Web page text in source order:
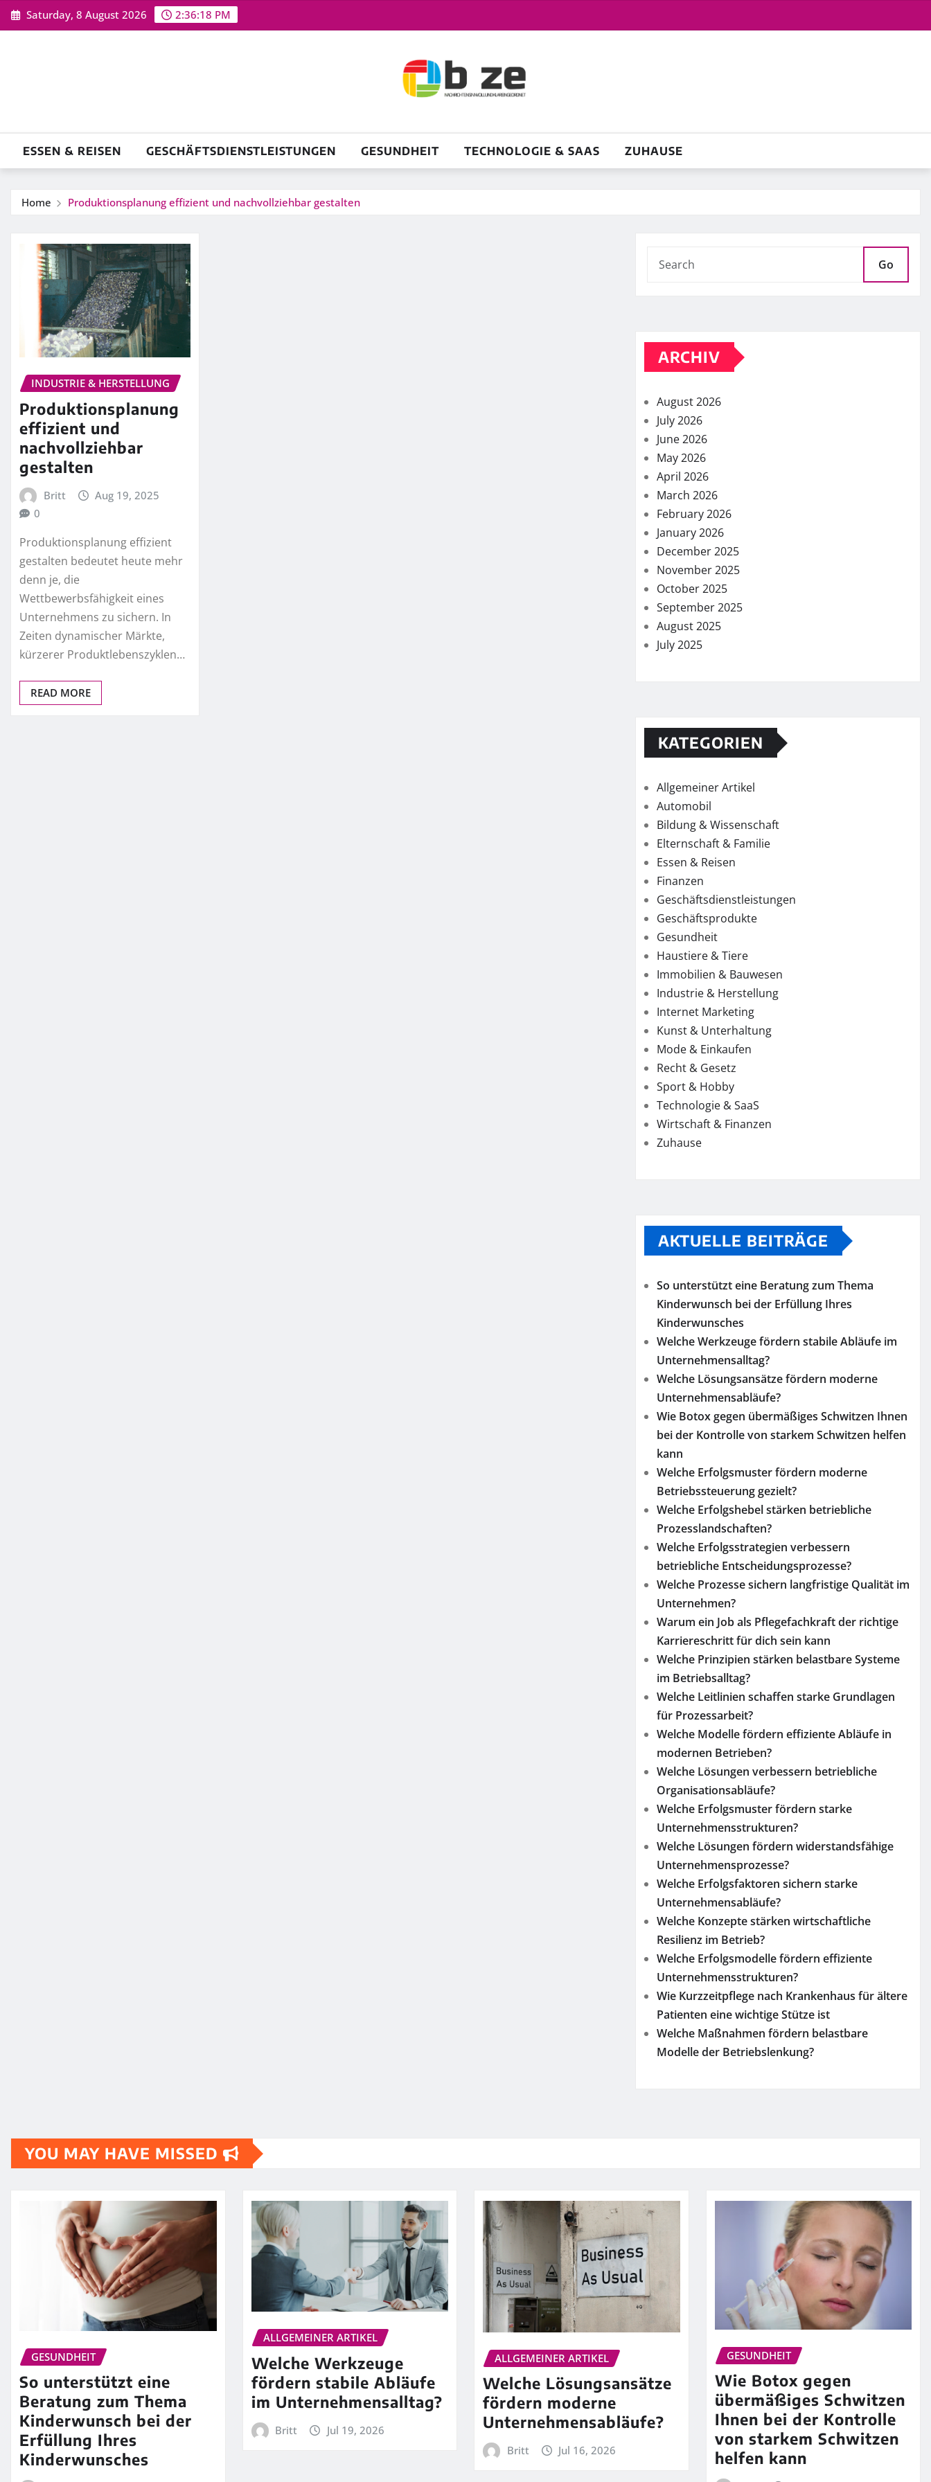
Skip
to
Saturday, 8 August 2026 2:36:19 PM
ESSEN & REISEN GESCHÄFTSDIENSTLEISTUNGEN GESUNDHEIT TECHNOLOGIE & SAAS ZUHAUSE
Home Produktionsplanung effizient und nachvollziehbar gestalten
INDUSTRIE & HERSTELLUNG
Produktionsplanung
effizient und
nachvollziehbar
gestalten
Britt
Aug 19, 2025
0
Produktionsplanung effizient
gestalten bedeutet heute mehr
denn je, die
Wettbewerbsfähigkeit eines
Unternehmens zu sichern. In
Zeiten dynamischer Märkte,
kürzerer Produktlebenszyklen…
READ MORE
Go
ARCHIV
August 2026
July 2026
June 2026
May 2026
April 2026
March 2026
February 2026
January 2026
December 2025
November 2025
October 2025
September 2025
August 2025
July 2025
KATEGORIEN
Allgemeiner Artikel
Automobil
Bildung & Wissenschaft
Elternschaft & Familie
Essen & Reisen
Finanzen
Geschäftsdienstleistungen
Geschäftsprodukte
Gesundheit
Haustiere & Tiere
Immobilien & Bauwesen
Industrie & Herstellung
Internet Marketing
Kunst & Unterhaltung
Mode & Einkaufen
Recht & Gesetz
Sport & Hobby
Technologie & SaaS
Wirtschaft & Finanzen
Zuhause
AKTUELLE BEITRÄGE
So unterstützt eine Beratung zum Thema
Kinderwunsch bei der Erfüllung Ihres
Kinderwunsches
Welche Werkzeuge fördern stabile Abläufe im
Unternehmensalltag?
Welche Lösungsansätze fördern moderne
Unternehmensabläufe?
Wie Botox gegen übermäßiges Schwitzen Ihnen
bei der Kontrolle von starkem Schwitzen helfen
kann
Welche Erfolgsmuster fördern moderne
Betriebssteuerung gezielt?
Welche Erfolgshebel stärken betriebliche
Prozesslandschaften?
Welche Erfolgsstrategien verbessern
betriebliche Entscheidungsprozesse?
Welche Prozesse sichern langfristige Qualität im
Unternehmen?
Warum ein Job als Pflegefachkraft der richtige
Karriereschritt für dich sein kann
Welche Prinzipien stärken belastbare Systeme
im Betriebsalltag?
Welche Leitlinien schaffen starke Grundlagen
für Prozessarbeit?
Welche Modelle fördern effiziente Abläufe in
modernen Betrieben?
Welche Lösungen verbessern betriebliche
Organisationsabläufe?
Welche Erfolgsmuster fördern starke
Unternehmensstrukturen?
Welche Lösungen fördern widerstandsfähige
Unternehmensprozesse?
Welche Erfolgsfaktoren sichern starke
Unternehmensabläufe?
Welche Konzepte stärken wirtschaftliche
Resilienz im Betrieb?
Welche Erfolgsmodelle fördern effiziente
Unternehmensstrukturen?
Wie Kurzzeitpflege nach Krankenhaus für ältere
Patienten eine wichtige Stütze ist
Welche Maßnahmen fördern belastbare
Modelle der Betriebslenkung?
YOU MAY HAVE MISSED
GESUNDHEIT
So unterstützt eine
Beratung zum Thema
Kinderwunsch bei der
Erfüllung Ihres
Kinderwunsches
ALLGEMEINER ARTIKEL
Welche Werkzeuge
fördern stabile Abläufe
im Unternehmensalltag?
Britt Jul 19, 2026
ALLGEMEINER ARTIKEL
Welche Lösungsansätze
fördern moderne
Unternehmensabläufe?
Britt Jul 16, 2026
GESUNDHEIT
Wie Botox gegen
übermäßiges Schwitzen
Ihnen bei der Kontrolle
von starkem Schwitzen
helfen kann